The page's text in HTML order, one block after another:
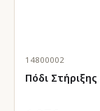
14800002